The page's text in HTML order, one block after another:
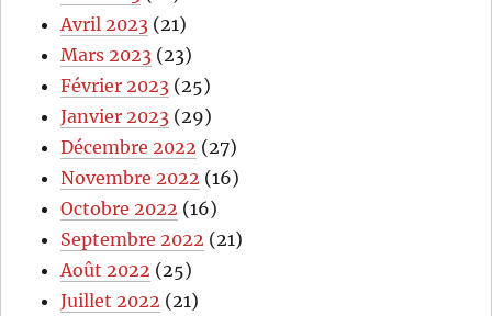
Avril 2023 (21)
Mars 2023 (23)
Février 2023 (25)
Janvier 2023 (29)
Décembre 2022 (27)
Novembre 2022 (16)
Octobre 2022 (16)
Septembre 2022 (21)
Août 2022 (25)
Juillet 2022 (21)